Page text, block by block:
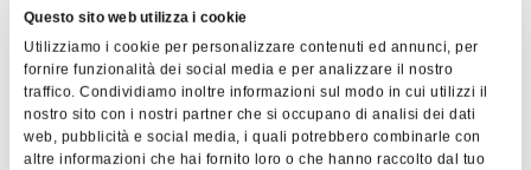
Questo sito web utilizza i cookie
Utilizziamo i cookie per personalizzare contenuti ed annunci, per
fornire funzionalità dei social media e per analizzare il nostro
traffico. Condividiamo inoltre informazioni sul modo in cui utilizzi il
nostro sito con i nostri partner che si occupano di analisi dei dati
web, pubblicità e social media, i quali potrebbero combinarle con
altre informazioni che hai fornito loro o che hanno raccolto dal tuo